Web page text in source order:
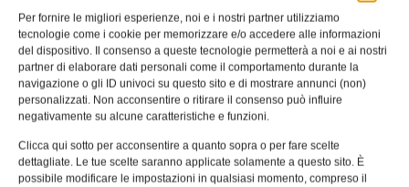
Per fornire le migliori esperienze, noi e i nostri partner utilizziamo
tecnologie come i cookie per memorizzare e/o accedere alle informazioni
del dispositivo. Il consenso a queste tecnologie permetterà a noi e ai nostri
partner di elaborare dati personali come il comportamento durante la
navigazione o gli ID univoci su questo sito e di mostrare annunci (non)
personalizzati. Non acconsentire o ritirare il consenso può influire
negativamente su alcune caratteristiche e funzioni.
Clicca qui sotto per acconsentire a quanto sopra o per fare scelte
dettagliate. Le tue scelte saranno applicate solamente a questo sito. È
possibile modificare le impostazioni in qualsiasi momento, compreso il
Frese integrali in metallo duro
ottimizzate
Seco Tools ha annunciato la serie Jabro JSE510, una
nuova famiglia di frese integrali in metallo duro flessibili e
ad alta produttività.
Novello Brunoro 12/10/2021